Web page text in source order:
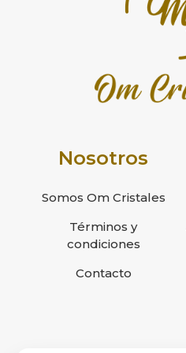
Nosotros
Somos Om Cristales
Términos y
condiciones
Contacto